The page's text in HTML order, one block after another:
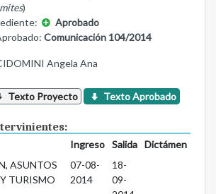
)
Aprobado
Comunicación 104/2014
Angela Ana
Texto Proyecto Texto Aprobado
Ingreso Salida
Dictámen
ASUNTOS
TURISMO
07-08-
2014
18-
09-